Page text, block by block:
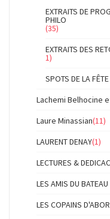
EXTRAITS DE
PHILO
(35)
EXTRAITS DES
1)
SPOTS DE LA
Lachemi Belhocine
Laure Minassian(11)
LAURENT DENAY(1)
LECTURES &
LES AMIS DU BATEAU
LES COPAINS